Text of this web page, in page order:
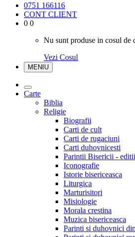
0751 166116
CONT CLIENT
0 0
Nu sunt produse in cosul de
Vezi Cosul
MENIU
Carte
Biblia
Religie
Biografii
Carti de cult
Carti de rugaciuni
Carti duhovnicesti
Parintii Bisericii -
Iconografie
Istorie bisericeasca
Liturgica
Marturisitori
Misiologie
Morala crestina
Muzica bisericeasca
Parinti si duhovnici